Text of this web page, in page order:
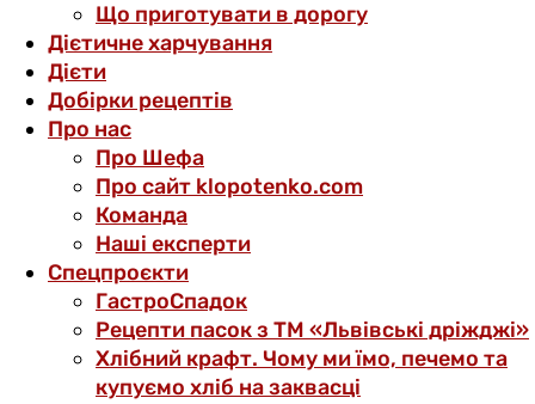
Що приготувати в дорогу
Дієтичне харчування
Дієти
Добірки рецептів
Про нас
Про Шефа
Про сайт klopotenko.com
Команда
Наші експерти
Спецпроєкти
ГастроСпадок
Рецепти пасок з ТМ «Львівські дріжджі»
Хлібний крафт. Чому ми їмо, печемо та
купуємо хліб на заквасці